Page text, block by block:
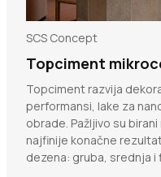
SCS Concept
Topciment
Topciment razvija
performansi, lake za
obrade. Pažljivo su
najfinije konačne
dezena: gruba, srednja i